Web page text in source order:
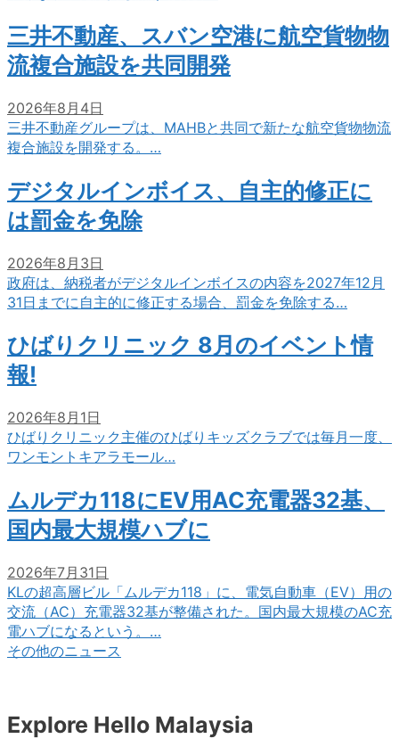
三井不動産、スバン空港に航空貨物物
流複合施設を共同開発
2026年8月4日
三井不動産グループは、MAHBと共同で新たな航空貨物物流
複合施設を開発する。…
デジタルインボイス、自主的修正に
は罰金を免除
2026年8月3日
政府は、納税者がデジタルインボイスの内容を2027年12月
31日までに自主的に修正する場合、罰金を免除する…
ひばりクリニック 8月のイベント情
報!
2026年8月1日
ひばりクリニック主催のひばりキッズクラブでは毎月一度、
ワンモントキアラモール…
ムルデカ118にEV用AC充電器32基、
国内最大規模ハブに
2026年7月31日
KLの超高層ビル「ムルデカ118」に、電気自動車（EV）用の
交流（AC）充電器32基が整備された。国内最大規模のAC充
電ハブになるという。…
その他のニュース
Explore Hello Malaysia